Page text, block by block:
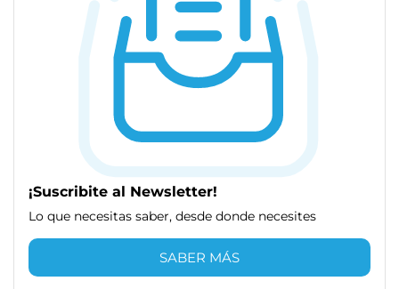
¡Suscribite al Newsletter!
Lo que necesitas saber, desde donde necesites
SABER MÁS